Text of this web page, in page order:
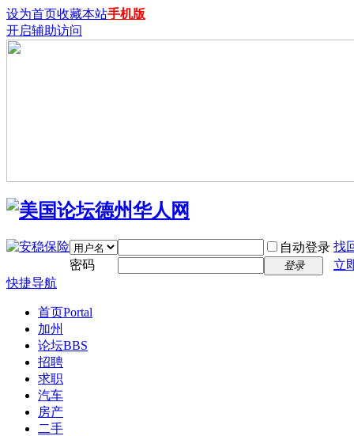
设为首页收藏本站手机版
开启辅助访问
自动登录 找
密码
登录
立
快捷导航
首页Portal
加州
论坛BBS
招聘
求职
汽车
房产
二手